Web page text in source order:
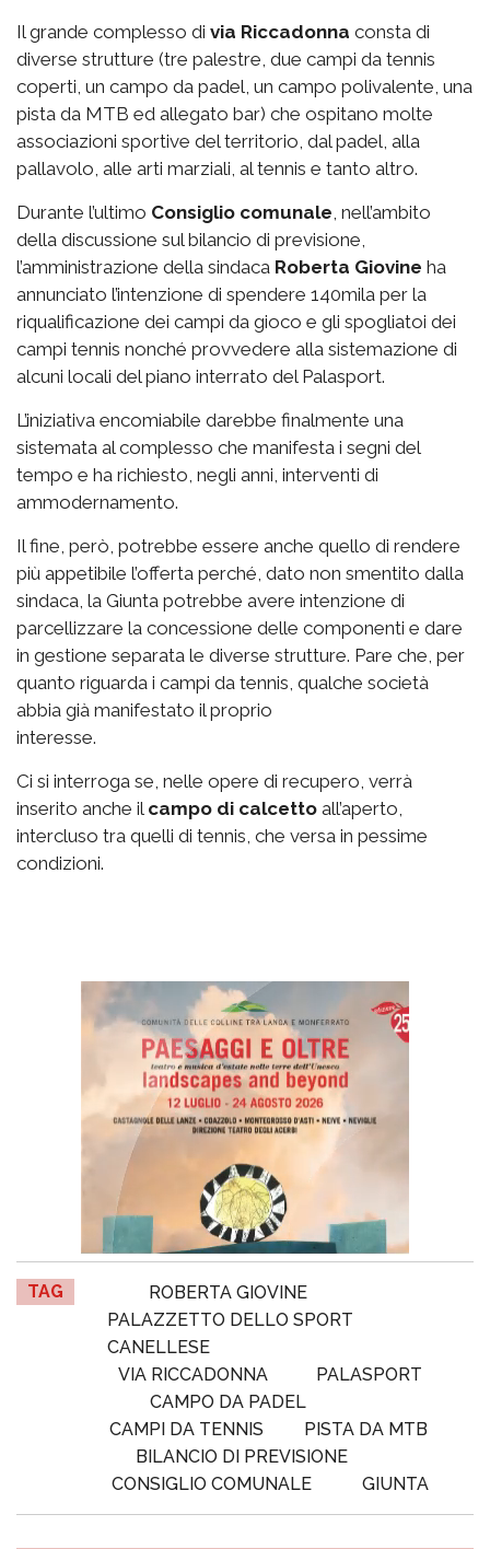
Il grande complesso di via Riccadonna consta di
diverse strutture (tre palestre, due campi da tennis
coperti, un campo da padel, un campo polivalente, una
pista da MTB ed allegato bar) che ospitano molte
associazioni sportive del territorio, dal padel, alla
pallavolo, alle arti marziali, al tennis e tanto altro.
Durante l’ultimo Consiglio comunale , nell’ambito
della discussione sul bilancio di previsione,
l’amministrazione della sindaca Roberta Giovine ha
annunciato l’intenzione di spendere 140mila per la
riqualificazione dei campi da gioco e gli spogliatoi dei
campi tennis nonché provvedere alla sistemazione di
alcuni locali del piano interrato del Palasport.
L’iniziativa encomiabile darebbe finalmente una
sistemata al complesso che manifesta i segni del
tempo e ha richiesto, negli anni, interventi di
ammodernamento.
Il fine, però, potrebbe essere anche quello di rendere
più appetibile l’offerta perché, dato non smentito dalla
sindaca, la Giunta potrebbe avere intenzione di
parcellizzare la concessione delle componenti e dare
in gestione separata le diverse strutture. Pare che, per
quanto riguarda i campi da tennis, qualche società
abbia già manifestato il proprio
interesse.
Ci si interroga se, nelle opere di recupero, verrà
inserito anche il campo di calcetto all’aperto,
intercluso tra quelli di tennis, che versa in pessime
condizioni.
TAG
ROBERTA GIOVINE
PALAZZETTO DELLO SPORT
CANELLESE
VIA RICCADONNA
PALASPORT
CAMPO DA PADEL
CAMPI DA TENNIS
PISTA DA MTB
BILANCIO DI PREVISIONE
CONSIGLIO COMUNALE
GIUNTA